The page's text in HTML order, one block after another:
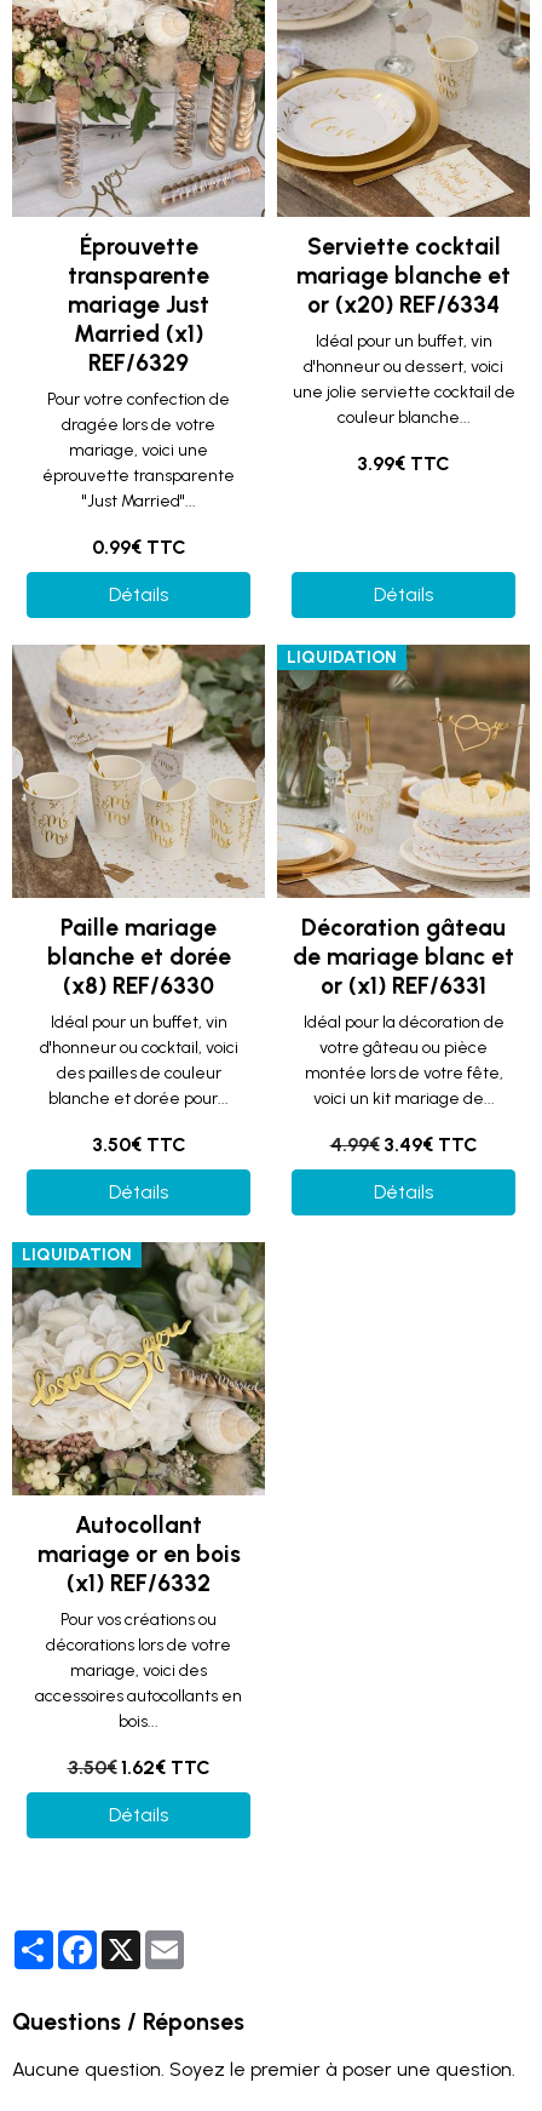
Éprouvette
transparente
mariage Just
Married (x1)
REF/6329
Pour votre confection de
dragée lors de votre
mariage, voici une
éprouvette transparente
"Just Married"...
0.99€ TTC
Détails
Serviette cocktail
mariage blanche et
or (x20) REF/6334
Idéal pour un buffet, vin
d'honneur ou dessert, voici
une jolie serviette cocktail de
couleur blanche...
3.99€ TTC
Détails
Paille mariage
blanche et dorée
(x8) REF/6330
Idéal pour un buffet, vin
d'honneur ou cocktail, voici
des pailles de couleur
blanche et dorée pour...
3.50€ TTC
Détails
LIQUIDATION
Décoration gâteau
de mariage blanc et
or (x1) REF/6331
Idéal pour la décoration de
votre gâteau ou pièce
montée lors de votre fête,
voici un kit mariage de...
4.99€ 3.49€ TTC
Détails
LIQUIDATION
Autocollant
mariage or en bois
(x1) REF/6332
Pour vos créations ou
décorations lors de votre
mariage, voici des
accessoires autocollants en
bois...
3.50€1.62€ TTC
Détails
PartagerFacebook
X
Questions / Réponses
Aucune question. Soyez le premier à poser une question.